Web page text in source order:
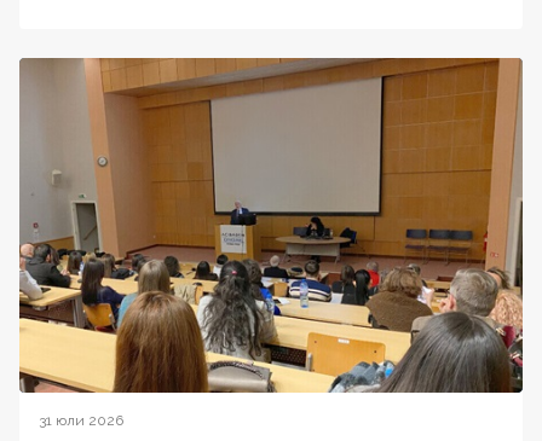
31 юли 2026